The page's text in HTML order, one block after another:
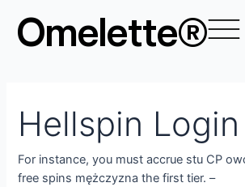
contenido
Omelette®
Hellspin
For instance, you must accrue stu CP
free spins mężczyzna the first tier. –
por: